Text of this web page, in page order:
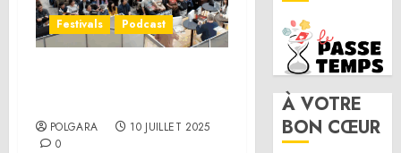
Festivals Podcast
POLGARA
10 JUILLET 2025
0
À VOTRE
BON CŒUR